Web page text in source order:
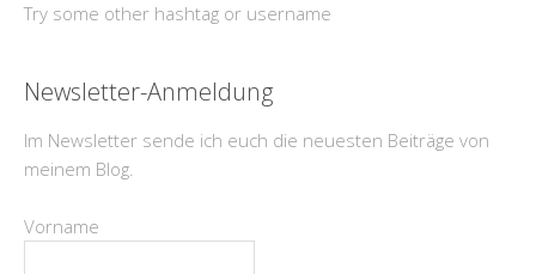
Try some other hashtag or username
Newsletter-Anmeldung
Im Newsletter sende ich euch die neuesten Beiträge von
meinem Blog.
Vorname